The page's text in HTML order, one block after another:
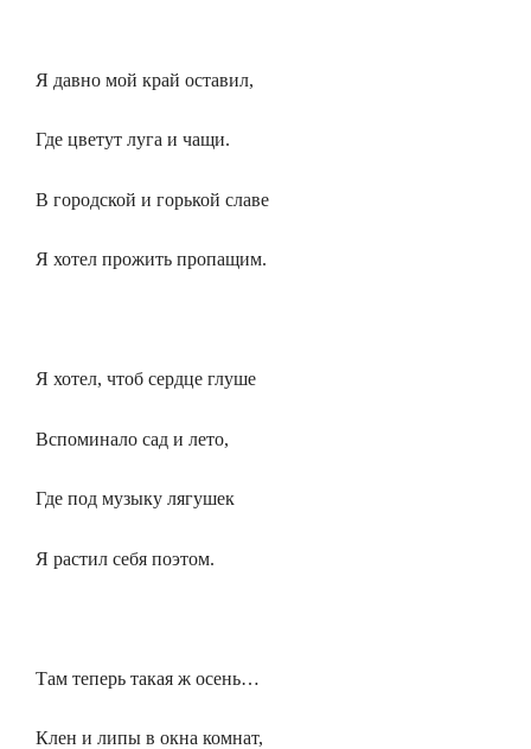
Я давно мой край оставил,
Где цветут луга и чащи.
В городской и горькой славе
Я хотел прожить пропащим.
Я хотел, чтоб сердце глуше
Вспоминало сад и лето,
Где под музыку лягушек
Я растил себя поэтом.
Там теперь такая ж осень…
Клен и липы в окна комнат,